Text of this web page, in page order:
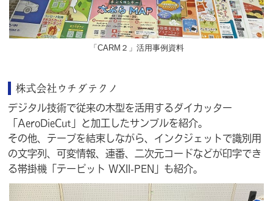
「CARM２」活用事例資料
株式会社ウチダテクノ
デジタル技術で従来の木型を活用するダイカッター
「AeroDieCut」と加工したサンプルを紹介。
その他、テープを結束しながら、インクジェットで識別用
の文字列、可変情報、連番、二次元コードなどが印字でき
る帯掛機「テーピット WXII-PEN」も紹介。